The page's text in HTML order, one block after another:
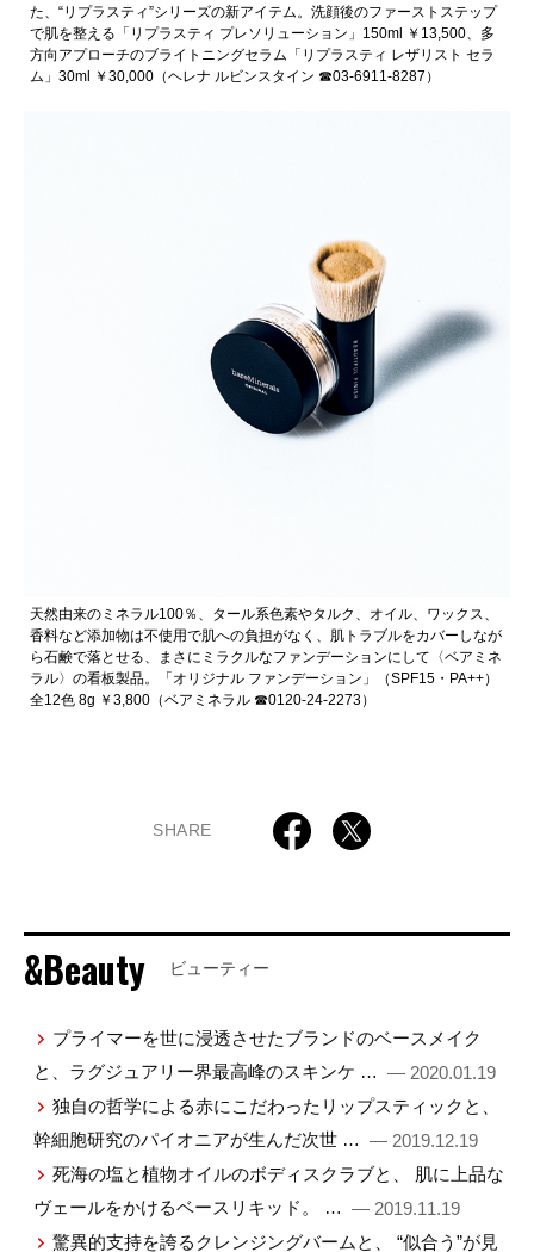
た、“リプラスティ”シリーズの新アイテム。洗顔後のファーストステップ
で肌を整える「リプラスティ プレソリューション」150ml ￥13,500、多
方向アプローチのブライトニングセラム「リプラスティ レザリスト セラ
ム」30ml ￥30,000（ヘレナ ルビンスタイン ☎︎03-6911-8287）
天然由来のミネラル100％、タール系色素やタルク、オイル、ワックス、
香料など添加物は不使用で肌への負担がなく、肌トラブルをカバーしなが
ら石鹸で落とせる、まさにミラクルなファンデーションにして〈ベアミネ
ラル〉の看板製品。「オリジナル ファンデーション」（SPF15・PA++）
全12色 8g ￥3,800（ベアミネラル ☎︎0120-24-2273）
SHARE
&Beauty ビューティー
プライマーを世に浸透させたブランドのベースメイク
と、ラグジュアリー界最高峰のスキンケ … — 2020.01.19
独自の哲学による赤にこだわったリップスティックと、
幹細胞研究のパイオニアが生んだ次世 … — 2019.12.19
死海の塩と植物オイルのボディスクラブと、 肌に上品な
ヴェールをかけるベースリキッド。 … — 2019.11.19
驚異的支持を誇るクレンジングバームと、 “似合う”が見